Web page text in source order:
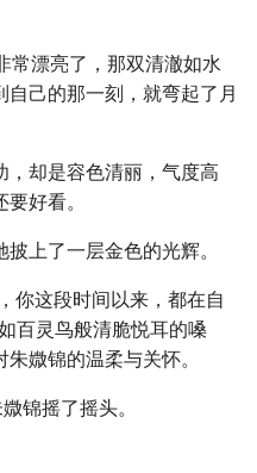
常漂亮了，那双清澈如水
己的那一刻，就弯起了月
，却是容色清丽，气度高
好看。
上了一层金色的光辉。
你这段时间以来，都在自
百灵鸟般清脆悦耳的嗓
媺锦的温柔与关怀。
锦摇了摇头。